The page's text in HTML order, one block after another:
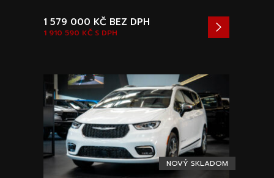
1 910 590 KČ S DPH
1 579 000 KČ BEZ DPH
NOVÝ SKLADOM